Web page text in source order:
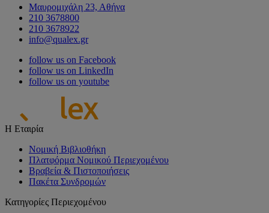
Μαυρομιχάλη 23, Αθήνα
210 3678800
210 3678922
info@qualex.gr
follow us on Facebook
follow us on LinkedIn
follow us on youtube
Η Εταιρία
Νομική Βιβλιοθήκη
Πλατφόρμα Νομικού Περιεχομένου
Βραβεία & Πιστοποιήσεις
Πακέτα Συνδρομών
Κατηγορίες Περιεχομένου